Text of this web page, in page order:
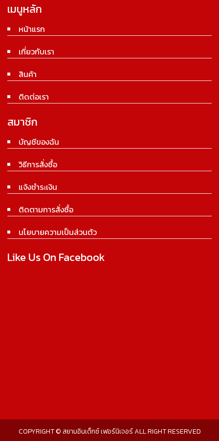
เมนูหลัก
หน้าแรก
เกี่ยวกับเรา
สินค้า
ติดต่อเรา
สมาชิก
บัญชีของฉัน
วิธีการสั่งซื้อ
แจ้งชำระเงิน
ติดตามการสั่งซื้อ
นโยบายความเป็นส่วนตัว
Like Us On Facebook
COPYRIGHT © สยามอินเด็กซ์ เฟอร์นิเจอร์ ALL RIGHT RESERVED